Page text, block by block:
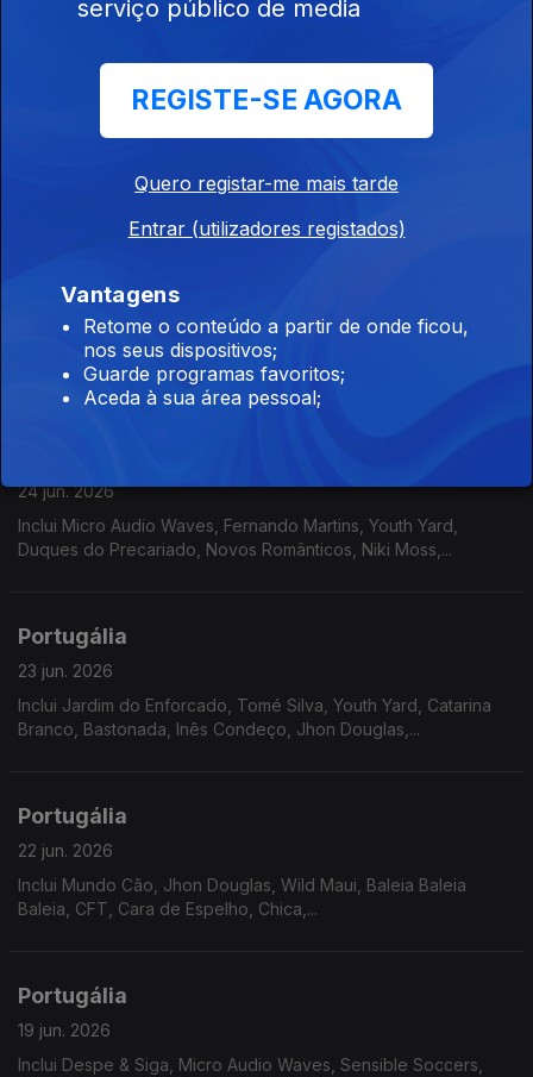
Cabides, Jardim do Enforcado, Der Still,...
29 jun. 2026
Vilhena". Natural do estado de Rondônia, este artista
com gritos de cidadania.
Inclui Jahmar Stone, Jafúmega, Bruno Berle, Terra Livre,
Expresso Transatlântico, PT Muzyk,...
24 jun. 2026
Inclui Micro Audio Waves, Fernando Martins, Youth Yard,
Duques do Precariado, Novos Românticos, Niki Moss,...
Portugália
23 jun. 2026
Inclui Jardim do Enforcado, Tomé Silva, Youth Yard, Catarina
Branco, Bastonada, Inês Condeço, Jhon Douglas,...
Portugália
22 jun. 2026
Inclui Mundo Cão, Jhon Douglas, Wild Maui, Baleia Baleia
Baleia, CFT, Cara de Espelho, Chica,...
Portugália
19 jun. 2026
Inclui Despe & Siga, Micro Audio Waves, Sensible Soccers,
serviço público de media
REGISTE-SE AGORA
Quero registar-me mais tarde
Entrar (utilizadores registados)
Vantagens
Retome o conteúdo a partir de onde ficou,
nos seus dispositivos;
Guarde programas favoritos;
Aceda à sua área pessoal;